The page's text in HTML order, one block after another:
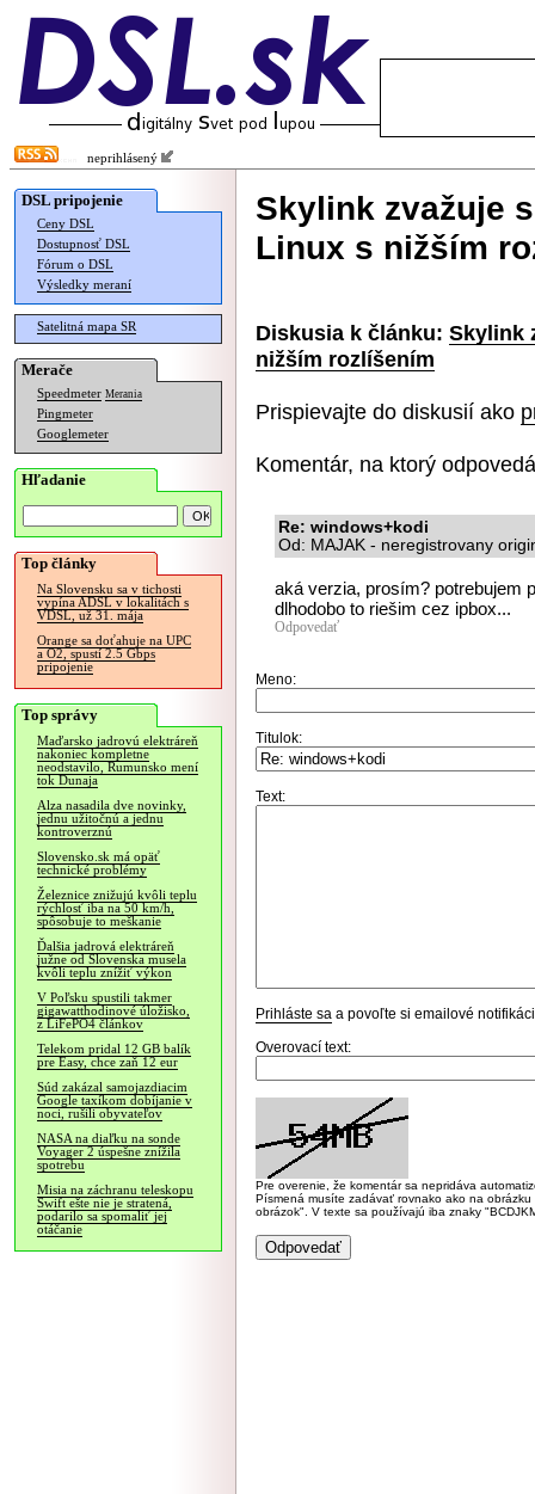
neprihlásený
DSL pripojenie
Ceny DSL
Dostupnosť DSL
Fórum o DSL
Výsledky meraní
Satelitná mapa SR
Merače
Speedmeter Merania
Pingmeter
Googlemeter
Hľadanie
Top články
Na Slovensku sa v tichosti
vypína ADSL v lokalitách s
VDSL, už 31. mája
Orange sa doťahuje na UPC
a O2, spustí 2.5 Gbps
pripojenie
Top správy
Maďarsko jadrovú elektráreň
nakoniec kompletne
neodstavilo, Rumunsko mení
tok Dunaja
Alza nasadila dve novinky,
jednu užitočnú a jednu
kontroverznú
Slovensko.sk má opäť
technické problémy
Železnice znižujú kvôli teplu
rýchlosť iba na 50 km/h,
spôsobuje to meškanie
Ďalšia jadrová elektráreň
južne od Slovenska musela
kvôli teplu znížiť výkon
V Poľsku spustili takmer
gigawatthodinové úložisko,
z LiFePO4 článkov
Telekom pridal 12 GB balík
pre Easy, chce zaň 12 eur
Súd zakázal samojazdiacim
Google taxíkom dobíjanie v
noci, rušili obyvateľov
NASA na diaľku na sonde
Voyager 2 úspešne znížila
spotrebu
Misia na záchranu teleskopu
Swift ešte nie je stratená,
podarilo sa spomaliť jej
otáčanie
Skylink zvažuje
Linux s nižším
Diskusia k článku: Skylink
nižším rozlíšením
Prispievajte do diskusií ako
Komentár, na ktorý
Re: windows+kodi
Od: MAJAK - neregistrovany
aká verzia, prosím? potrebujem
dlhodobo to riešim cez ipbox...
Odpovedať
Meno:
Titulok:
Text:
Prihláste sa a povoľte si emailové
Overovací text:
Pre overenie, že komentár sa nepridáva
Písmená musíte zadávať rovnako ako na
obrázok". V texte sa používajú iba znaky